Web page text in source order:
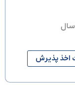
سال
اخذ پذیرش